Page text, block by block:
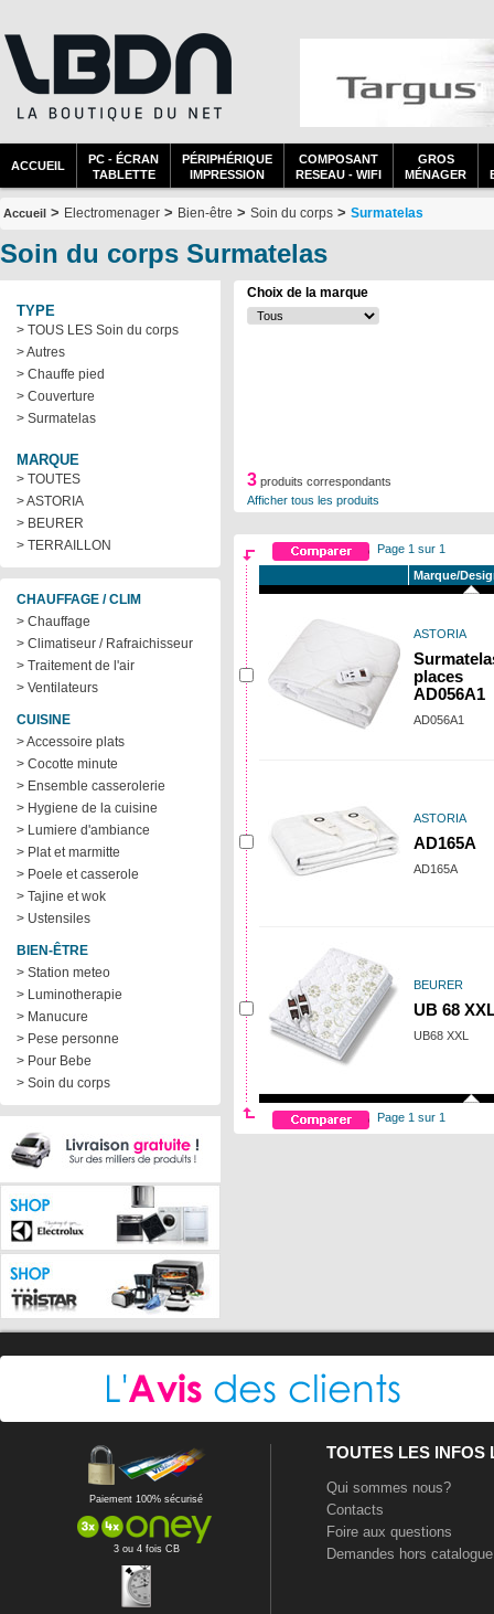
ACCUEIL
PC - ÉCRAN
TABLETTE
PÉRIPHÉRIQUE
IMPRESSION
COMPOSANT
RESEAU - WIFI
GROS
MÉNAGER
Accueil > Electromenager > Bien-être > Soin du corps > Surmatelas
Soin du corps Surmatelas
TYPE
> TOUS LES Soin du corps
> Autres
> Chauffe pied
> Couverture
> Surmatelas
MARQUE
> TOUTES
> ASTORIA
> BEURER
> TERRAILLON
CHAUFFAGE / CLIM
> Chauffage
> Climatiseur / Rafraichisseur
> Traitement de l'air
> Ventilateurs
CUISINE
> Accessoire plats
> Cocotte minute
> Ensemble casserolerie
> Hygiene de la cuisine
> Lumiere d'ambiance
> Plat et marmitte
> Poele et casserole
> Tajine et wok
> Ustensiles
BIEN-ÊTRE
> Station meteo
> Luminotherapie
> Manucure
> Pese personne
> Pour Bebe
> Soin du corps
Choix de la marque
3 produits correspondants
Afficher tous les produits
Page 1 sur 1
Marque/
ASTORIA
places
AD056A1
AD056A1
ASTORIA
AD165A
AD165A
BEURER
UB 68
UB68 XXL
Page 1 sur 1
Paiement 100% sécurisé
3 ou 4 fois CB
TOUTES LES INFOS
Qui sommes nous?
Contacts
Foire aux questions
Demandes hors catalogue